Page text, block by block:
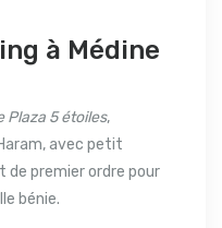
à Médine
Plaza 5 étoiles,
avec petit
de premier ordre pour
bénie.